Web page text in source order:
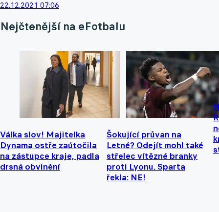
22.12.2021 07:06
Nejčtenější na eFotbalu
Válka slov! Majitelka
Dynama ostře zaútočila
na zástupce kraje, padla
drsná obvinění
Šokující průvan na
Letné? Odejít mohl také
střelec vítězné branky
proti Lyonu. Sparta
řekla: NE!